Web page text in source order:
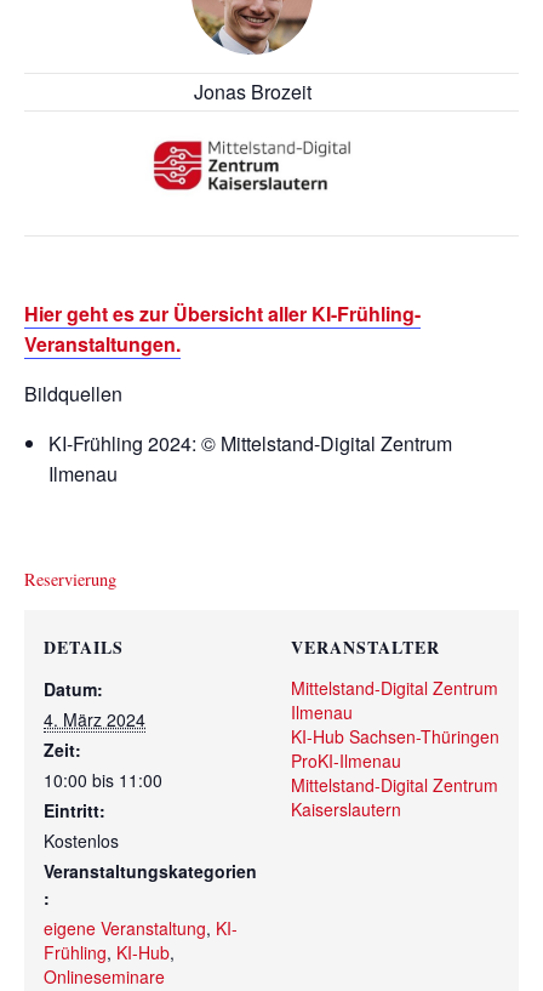
Jonas Brozeit
Hier geht es zur Übersicht aller KI-Frühling-
Veranstaltungen.
Bildquellen
KI-Frühling 2024: © Mittelstand-Digital Zentrum
Ilmenau
DETAILS
Datum:
4. März 2024
Zeit:
10:00 bis 11:00
Eintritt:
Kostenlos
Veranstaltungskategorien
:
eigene Veranstaltung, KI-
Frühling, KI-Hub,
Onlineseminare
VERANSTALTER
Mittelstand-Digital Zentrum
Ilmenau
KI-Hub Sachsen-Thüringen
ProKI-Ilmenau
Mittelstand-Digital Zentrum
Kaiserslautern
Reservierung